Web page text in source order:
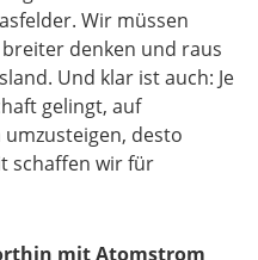
Wir müssen
denken und raus
Und klar ist auch: Je
gelingt, auf
desto
schaffen wir für
mit Atomstrom